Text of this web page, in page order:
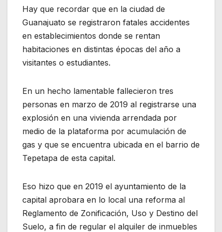
Hay que recordar que en la ciudad de
Guanajuato se registraron fatales accidentes
en establecimientos donde se rentan
habitaciones en distintas épocas del año a
visitantes o estudiantes.
En un hecho lamentable fallecieron tres
personas en marzo de 2019 al registrarse una
explosión en una vivienda arrendada por
medio de la plataforma por acumulación de
gas y que se encuentra ubicada en el barrio de
Tepetapa de esta capital.
Eso hizo que en 2019 el ayuntamiento de la
capital aprobara en lo local una reforma al
Reglamento de Zonificación, Uso y Destino del
Suelo, a fin de regular el alquiler de inmuebles